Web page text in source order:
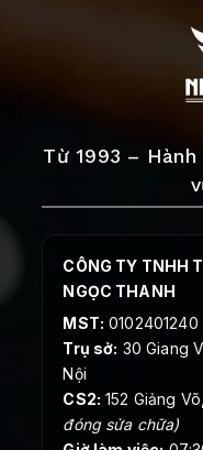
Từ 1993 –
CÔNG TY TNHH
NGỌC THANH
MST: 0102401240
Trụ sở: 30 Giang
Nội
CS2: 152 Giảng
đóng sửa chữa)